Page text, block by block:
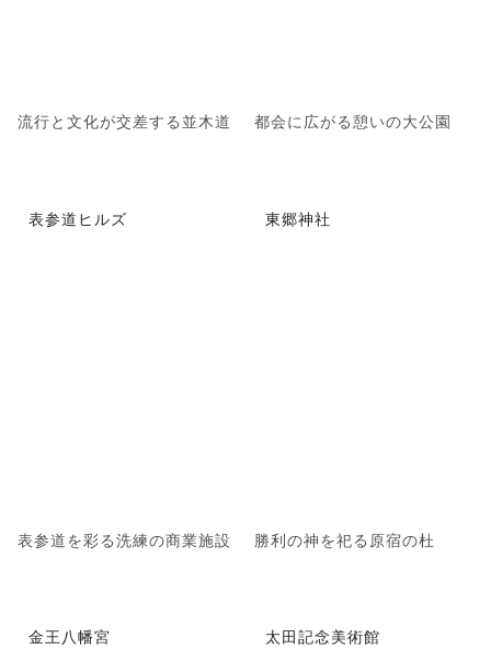
流行と文化が交差する並木道 都会に広がる憩いの大公園
表参道ヒルズ
表参道を彩る洗練の商業施設
東郷神社
勝利の神を祀る原宿の杜
金王八幡宮 太田記念美術館